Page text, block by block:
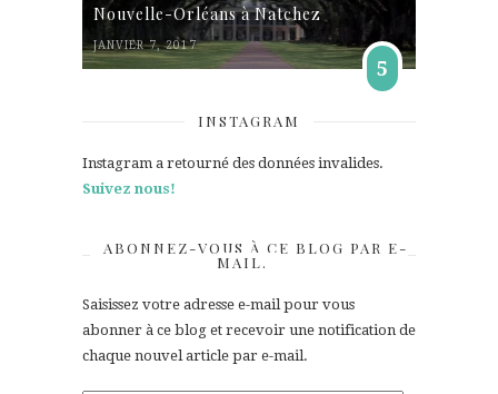
Nouvelle-Orléans à Natchez
JANVIER 7, 2017
5
INSTAGRAM
Instagram a retourné des données invalides.
Suivez nous!
ABONNEZ-VOUS À CE BLOG PAR E-
MAIL.
Saisissez votre adresse e-mail pour vous
abonner à ce blog et recevoir une notification de
chaque nouvel article par e-mail.